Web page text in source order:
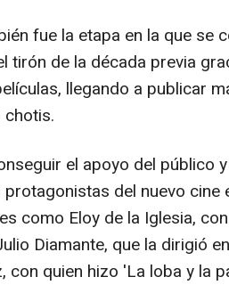
fue la etapa en la que se
tirón de la década previa
llegando a publicar
el apoyo del público
del nuevo cine
como Eloy de la Iglesia,
Diamante, que la dirigió
con quien hizo 'La loba y la